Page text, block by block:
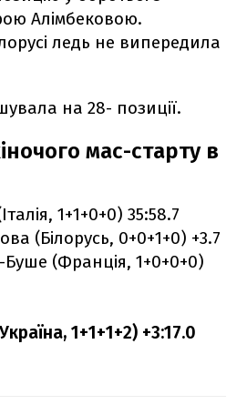
Алімбековою.
ледь не випередила
на 28- позиції.
мас-старту в
1+1+0+0) 35:58.7
(Білорусь, 0+0+1+0) +3.7
(Франція, 1+0+0+0)
1+1+1+2) +3:17.0